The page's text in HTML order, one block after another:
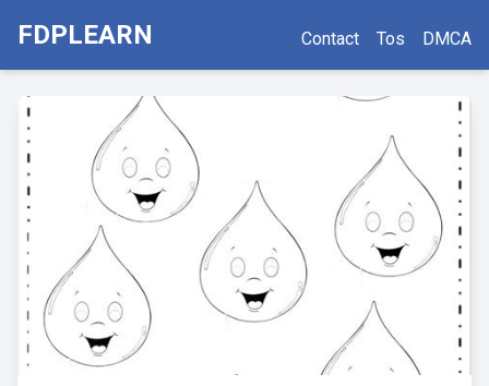
FDPLEARN Contact Tos DMCA